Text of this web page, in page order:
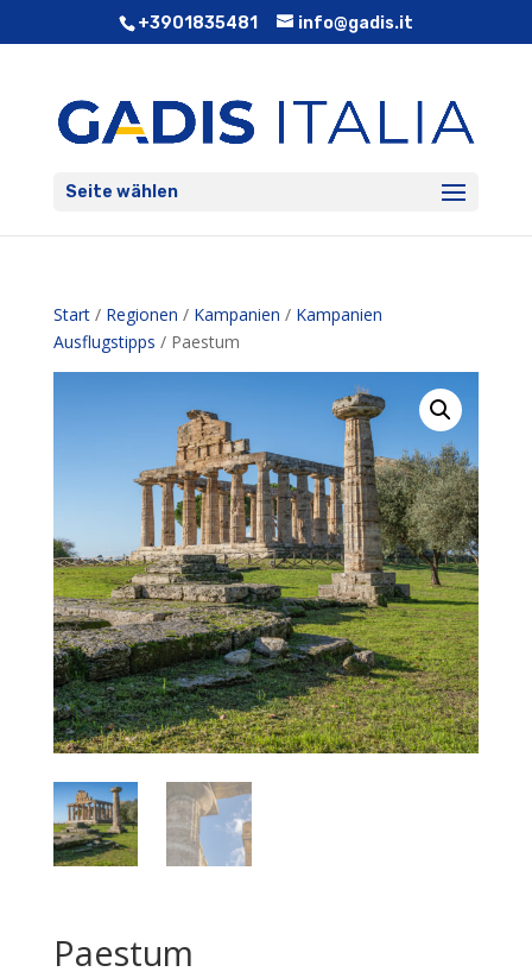
+3901835481 info@gadis.it
Seite wählen
Start/ Regionen / Kampanien / Kampanien
Ausflugstipps / Paestum
Paestum